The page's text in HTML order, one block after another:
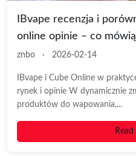
IBvape recenzja i
online opinie – co
znbo · 2026-02-14
IBvape i Cube Online w
rynek i opinie W dynamicznie
produktów do wapowania,...